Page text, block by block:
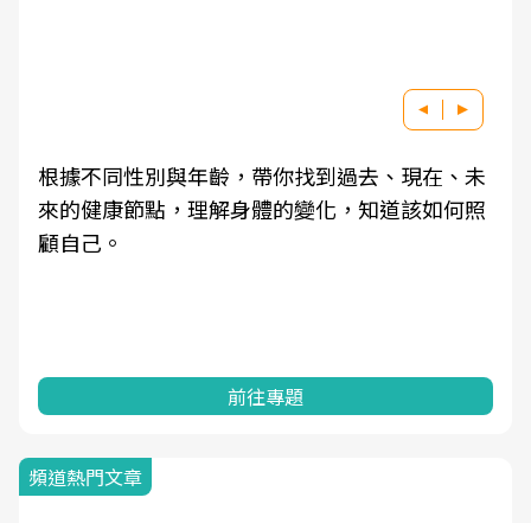
根據不同性別與年齡，帶你找到過去、現在、未
來的健康節點，理解身體的變化，知道該如何照
顧自己。
前往專題
頻道熱門文章